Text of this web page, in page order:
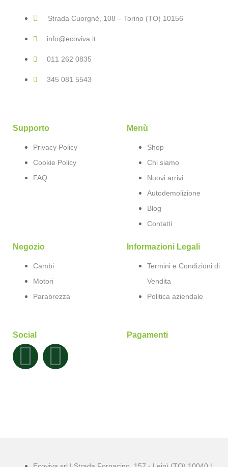
Strada Cuorgnè, 108 – Torino (TO) 10156
info@ecoviva.it
011 262 0835
345 081 5543
Supporto
Privacy Policy
Cookie Policy
FAQ
Menù
Shop
Chi siamo
Nuovi arrivi
Autodemolizione
Blog
Contatti
Negozio
Cambi
Motori
Parabrezza
Informazioni Legali
Termini e Condizioni di
Vendita
Politica aziendale
Social Pagamenti